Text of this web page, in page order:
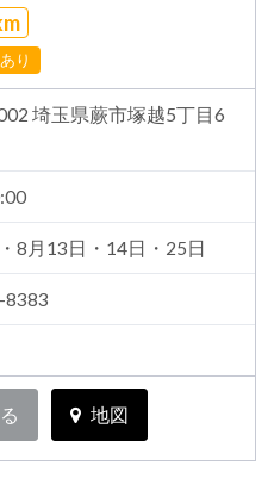
り
埼玉県蕨市塚越5丁目6
8月13日・14日・25日
8383
地図